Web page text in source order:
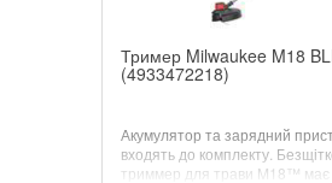
Тример Milwaukee M18
(4933472218)
Акумулятор та зарядний
входять до комплекту.
триммер для трави M18™ має